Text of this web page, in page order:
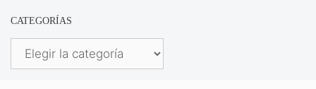
CATEGORÍAS
Categorías